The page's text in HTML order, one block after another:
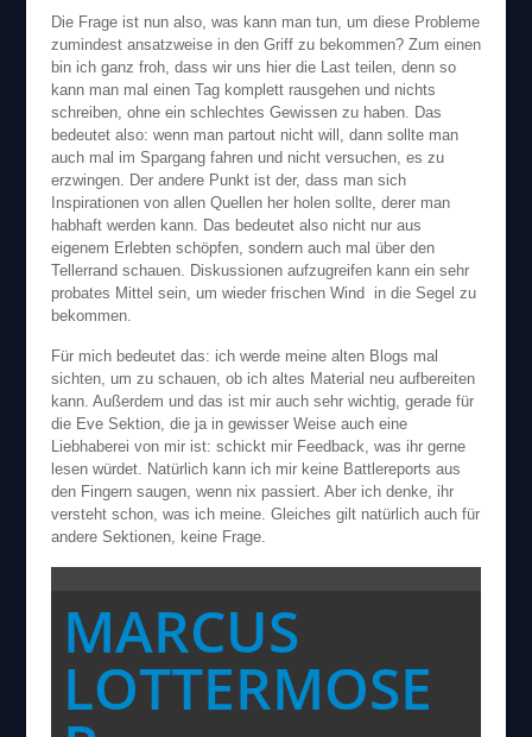
Die Frage ist nun also, was kann man tun, um diese Probleme
zumindest ansatzweise in den Griff zu bekommen? Zum einen
bin ich ganz froh, dass wir uns hier die Last teilen, denn so
kann man mal einen Tag komplett rausgehen und nichts
schreiben, ohne ein schlechtes Gewissen zu haben. Das
bedeutet also: wenn man partout nicht will, dann sollte man
auch mal im Spargang fahren und nicht versuchen, es zu
erzwingen. Der andere Punkt ist der, dass man sich
Inspirationen von allen Quellen her holen sollte, derer man
habhaft werden kann. Das bedeutet also nicht nur aus
eigenem Erlebten schöpfen, sondern auch mal über den
Tellerrand schauen. Diskussionen aufzugreifen kann ein sehr
probates Mittel sein, um wieder frischen Wind in die Segel zu
bekommen.
Für mich bedeutet das: ich werde meine alten Blogs mal
sichten, um zu schauen, ob ich altes Material neu aufbereiten
kann. Außerdem und das ist mir auch sehr wichtig, gerade für
die Eve Sektion, die ja in gewisser Weise auch eine
Liebhaberei von mir ist: schickt mir Feedback, was ihr gerne
lesen würdet. Natürlich kann ich mir keine Battlereports aus
den Fingern saugen, wenn nix passiert. Aber ich denke, ihr
versteht schon, was ich meine. Gleiches gilt natürlich auch für
andere Sektionen, keine Frage.
MARCUS
LOTTERMOSE